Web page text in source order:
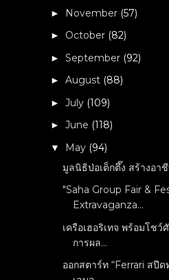
► November (57)
► October (82)
►September (92)
►August (88)
►July (109)
►June (118)
▼ May (94)
มูลนิธิป่อเต็กตึ๊ง สร้างอา
"Saha Group Fair &
Extravaganza...
เครือเฮอริเทจ พร้อมโช
การผล...
ออกสตาร์ท “Ferrari สปี